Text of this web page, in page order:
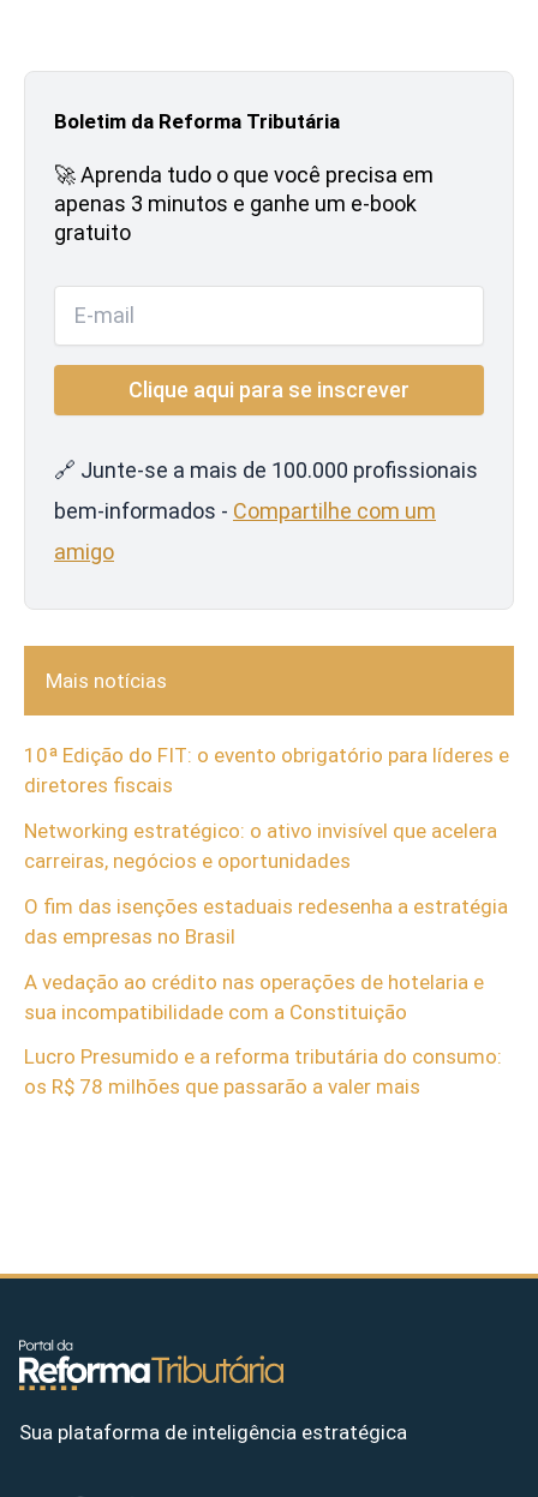
Boletim da Reforma Tributária
🚀 Aprenda tudo o que você precisa em
apenas 3 minutos e ganhe um e-book
gratuito
🔗 Junte-se a mais de 100.000 profissionais
bem-informados - Compartilhe com um
amigo
Mais notícias
10ª Edição do FIT: o evento obrigatório para líderes e
diretores fiscais
Networking estratégico: o ativo invisível que acelera
carreiras, negócios e oportunidades
O fim das isenções estaduais redesenha a estratégia
das empresas no Brasil
A vedação ao crédito nas operações de hotelaria e
sua incompatibilidade com a Constituição
Lucro Presumido e a reforma tributária do consumo:
os R$ 78 milhões que passarão a valer mais
Sua plataforma de inteligência estratégica